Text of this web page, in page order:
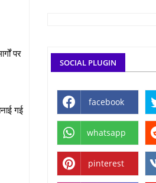
पर
गई
SOCIAL PLUGIN
facebook
whatsapp
pinterest